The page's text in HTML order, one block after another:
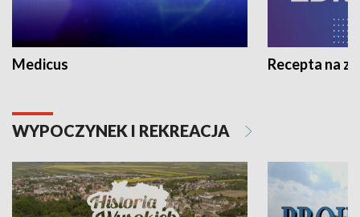
Medicus Recepta na
WYPOCZYNEK I REKREACJA